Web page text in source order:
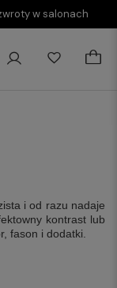
w salonach
i od razu nadaje
kontrast lub
fason i dodatki.